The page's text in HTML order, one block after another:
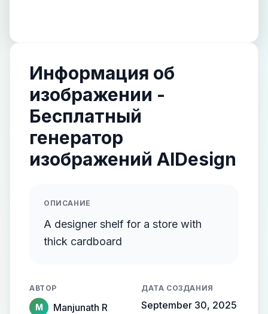
Информация об
изображении -
Бесплатный
генератор
изображений AIDesign
ОПИСАНИЕ
A designer shelf for a store with
thick cardboard
АВТОР
M Manjunath R
ДАТА СОЗДАНИЯ
September 30, 2025